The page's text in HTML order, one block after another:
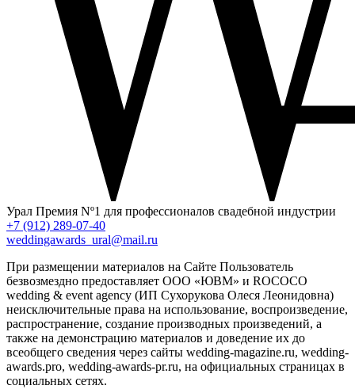
Урал Премия Nº1 для профессионалов свадебной индустрии
+7 (912) 289-07-40
weddingawards_ural@mail.ru
При размещении материалов на Сайте Пользователь
безвозмездно предоставляет ООО «ЮВМ» и ROCOCO
wedding & event agency (ИП Сухорукова Олеся Леонидовна)
неисключительные права на использование, воспроизведение,
распространение, создание производных произведений, а
также на демонстрацию материалов и доведение их до
всеобщего сведения через сайты wedding-magazine.ru, wedding-
awards.pro, wedding-awards-pr.ru, на официальных страницах в
социальных сетях.